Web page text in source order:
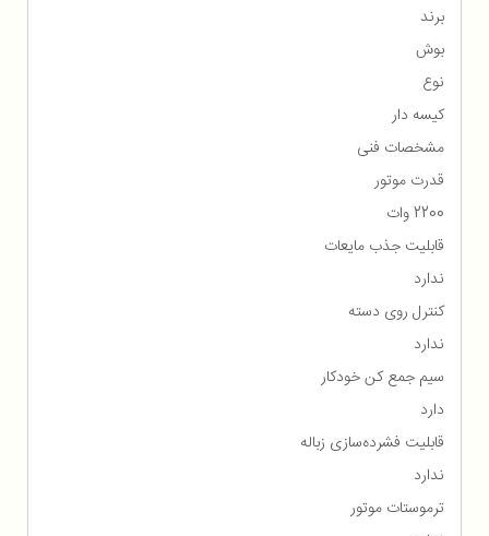
برند
بوش
نوع
کیسه دار
مشخصات فنی
قدرت موتور
2200 وات
قابلیت جذب مایعات
ندارد
کنترل روی دسته
ندارد
سیم جمع کن خودکار
دارد
قابلیت فشرده‌سازی زباله
ندارد
ترموستات موتور